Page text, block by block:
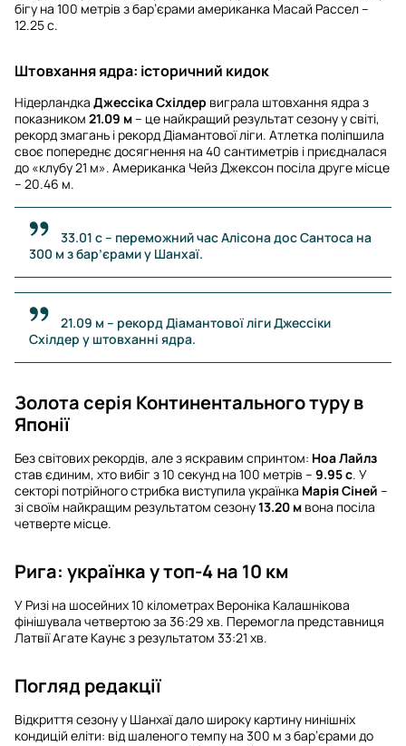
бігу на 100 метрів з бар’єрами американка Масай Рассел –
12.25 с.
Штовхання ядра: історичний кидок
Нідерландка Джессіка Схілдер виграла штовхання ядра з
показником 21.09 м– це найкращий результат сезону у світі,
рекорд змагань і рекорд Діамантової ліги. Атлетка поліпшила
своє попереднє досягнення на 40 сантиметрів і приєдналася
до «клубу 21 м». Американка Чейз Джексон посіла друге місце
– 20.46 м.
33.01 с – переможний час Алісона дос Сантоса на
300 м з бар’єрами у Шанхаї.
21.09 м – рекорд Діамантової ліги Джессіки
Схілдер у штовханні ядра.
Золота серія Континентального туру в
Японії
Без світових рекордів, але з яскравим спринтом: Ноа Лайлз
став єдиним, хто вибіг з 10 секунд на 100 метрів – 9.95 с. У
секторі потрійного стрибка виступила українка Марія Сіней –
зі своїм найкращим результатом сезону13.20 м вона посіла
четверте місце.
Рига: українка у топ-4 на 10 км
У Ризі на шосейних 10 кілометрах Вероніка Калашнікова
фінішувала четвертою за 36:29 хв. Перемогла представниця
Латвії Агате Каунє з результатом 33:21 хв.
Погляд редакції
Відкриття сезону у Шанхаї дало широку картину нинішніх
кондицій еліти: від шаленого темпу на 300 м з бар’єрами до